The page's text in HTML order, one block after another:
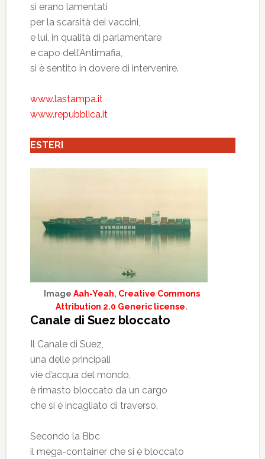
si erano lamentati
per la scarsità dei vaccini,
e lui, in qualità di parlamentare
e capo dell’Antimafia,
si è sentito in dovere di intervenire.
www.lastampa.it
www.repubblica.it
ESTERI
Image Aah-Yeah, Creative Commons
Attribution 2.0 Generic license.
Canale di Suez bloccato
Il Canale di Suez,
una delle principali
vie d’acqua del mondo,
è rimasto bloccato da un cargo
che si è incagliato di traverso.
Secondo la Bbc
il mega-container che si è bloccato